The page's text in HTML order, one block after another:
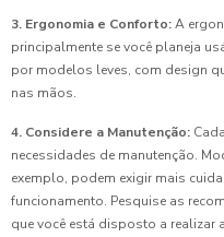
3. Ergonomia e Conforto:A
principalmente se você planeja
por modelos leves, com design
nas mãos.
4. Considere a Manutenção:
necessidades de manutenção.
exemplo, podem exigir mais
funcionamento. Pesquise as
que você está disposto a realizar